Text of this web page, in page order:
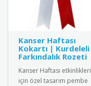
Kanser Haftası
Kokartı | Kurdeleli
Farkındalık Rozeti
Kanser Haftası etkinlikleri
için özel tasarım pembe